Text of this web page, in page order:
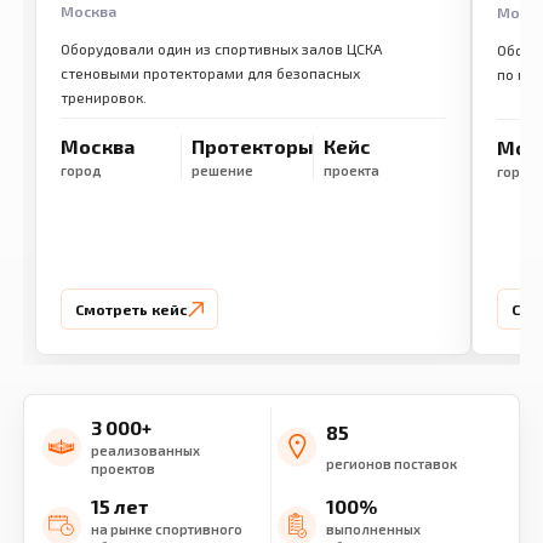
Москва
Оборудовали один из спортивных залов ЦСКА
стеновыми протекторами для безопасных
тренировок.
Москва
город
Протекторы
решение
Кейс
проекта
Смотреть кейс
по
город
3 000+
реализованных
проектов
85
регионов поставок
15 лет
на рынке спортивного
100%
выполненных